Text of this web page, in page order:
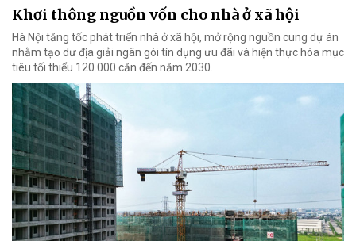
Khơi thông nguồn vốn cho nhà ở xã hội
Hà Nội tăng tốc phát triển nhà ở xã hội, mở rộng nguồn cung dự án
nhằm tạo dư địa giải ngân gói tín dụng ưu đãi và hiện thực hóa mục
tiêu tối thiểu 120.000 căn đến năm 2030.